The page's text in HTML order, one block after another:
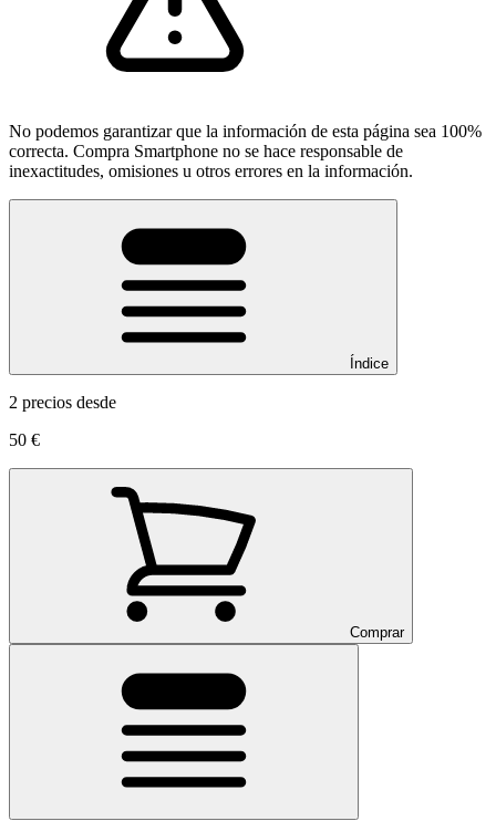
No podemos garantizar que la información de esta página sea 100%
correcta. Compra Smartphone no se hace responsable de
inexactitudes, omisiones u otros errores en la información.
Índice
2 precios desde
50 €
Comprar